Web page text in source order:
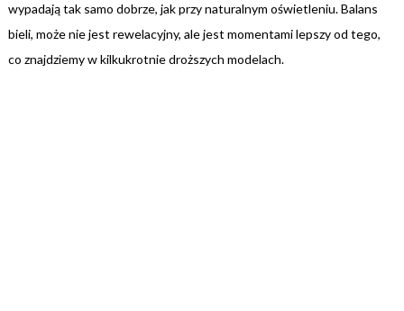
wypadają tak samo dobrze, jak przy naturalnym oświetleniu. Balans
bieli, może nie jest rewelacyjny, ale jest momentami lepszy od tego,
co znajdziemy w kilkukrotnie droższych modelach.